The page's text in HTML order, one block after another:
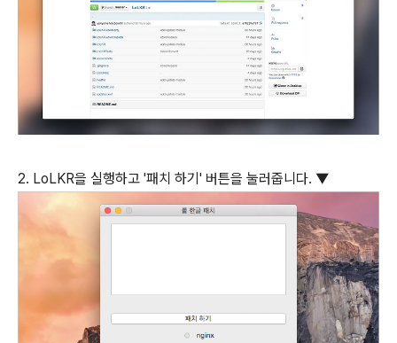
2. LoLKR을 실행하고 '패치 하기' 버튼을 눌러줍니다. ▼